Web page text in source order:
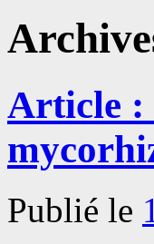
Article :
Publié le